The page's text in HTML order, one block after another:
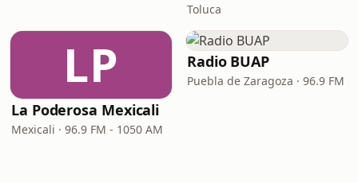
Toluca
LP
La Poderosa Mexicali
Mexicali · 96.9 FM - 1050 AM
Radio BUAP
Puebla de Zaragoza · 96.9 FM